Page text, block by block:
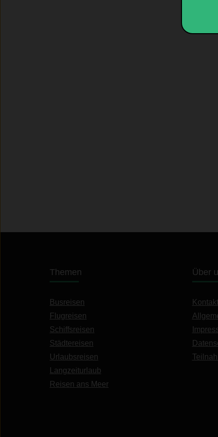
Themen
Busreisen
Flugreisen
Schiffsreisen
Städtereisen
Urlaubsreisen
Langzeiturlaub
Reisen ans Meer
Über
Kontakt